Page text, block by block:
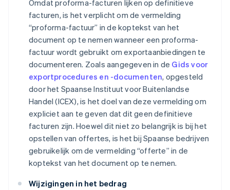
Omdat proforma-facturen lijken op definitieve
facturen, is het verplicht om de vermelding
“proforma-factuur” in de koptekst van het
document op te nemen wanneer een proforma-
factuur wordt gebruikt om exportaanbiedingen te
documenteren. Zoals aangegeven in de Gids voor
exportprocedures en -documenten, opgesteld
door het Spaanse Instituut voor Buitenlandse
Handel (ICEX), is het doel van deze vermelding om
expliciet aan te geven dat dit geen definitieve
facturen zijn. Hoewel dit niet zo belangrijk is bij het
opstellen van offertes, is het bij Spaanse bedrijven
gebruikelijk om de vermelding “offerte” in de
koptekst van het document op te nemen.
Wijzigingen in het bedrag